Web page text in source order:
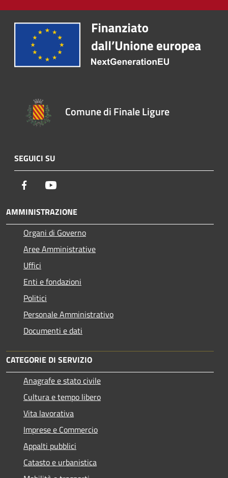
Comune di Finale Ligure
SEGUICI SU
Facebook
AMMINISTRAZIONE
Organi di Governo
Aree Amministrative
Uffici
Enti e fondazioni
Politici
Personale Amministrativo
Documenti e dati
CATEGORIE DI SERVIZIO
Anagrafe e stato civile
Cultura e tempo libero
Vita lavorativa
Imprese e Commercio
Appalti pubblici
Catasto e urbanistica